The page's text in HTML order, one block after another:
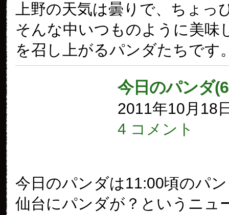
上野の天気は曇りで、ちょっ
そんな中いつものように美味
を召し上がるパンダたちです
今日のパンダ
2011年10月18
4 コメント
今日のパンダは11:00頃のパ
仙台にパンダが？というニュ